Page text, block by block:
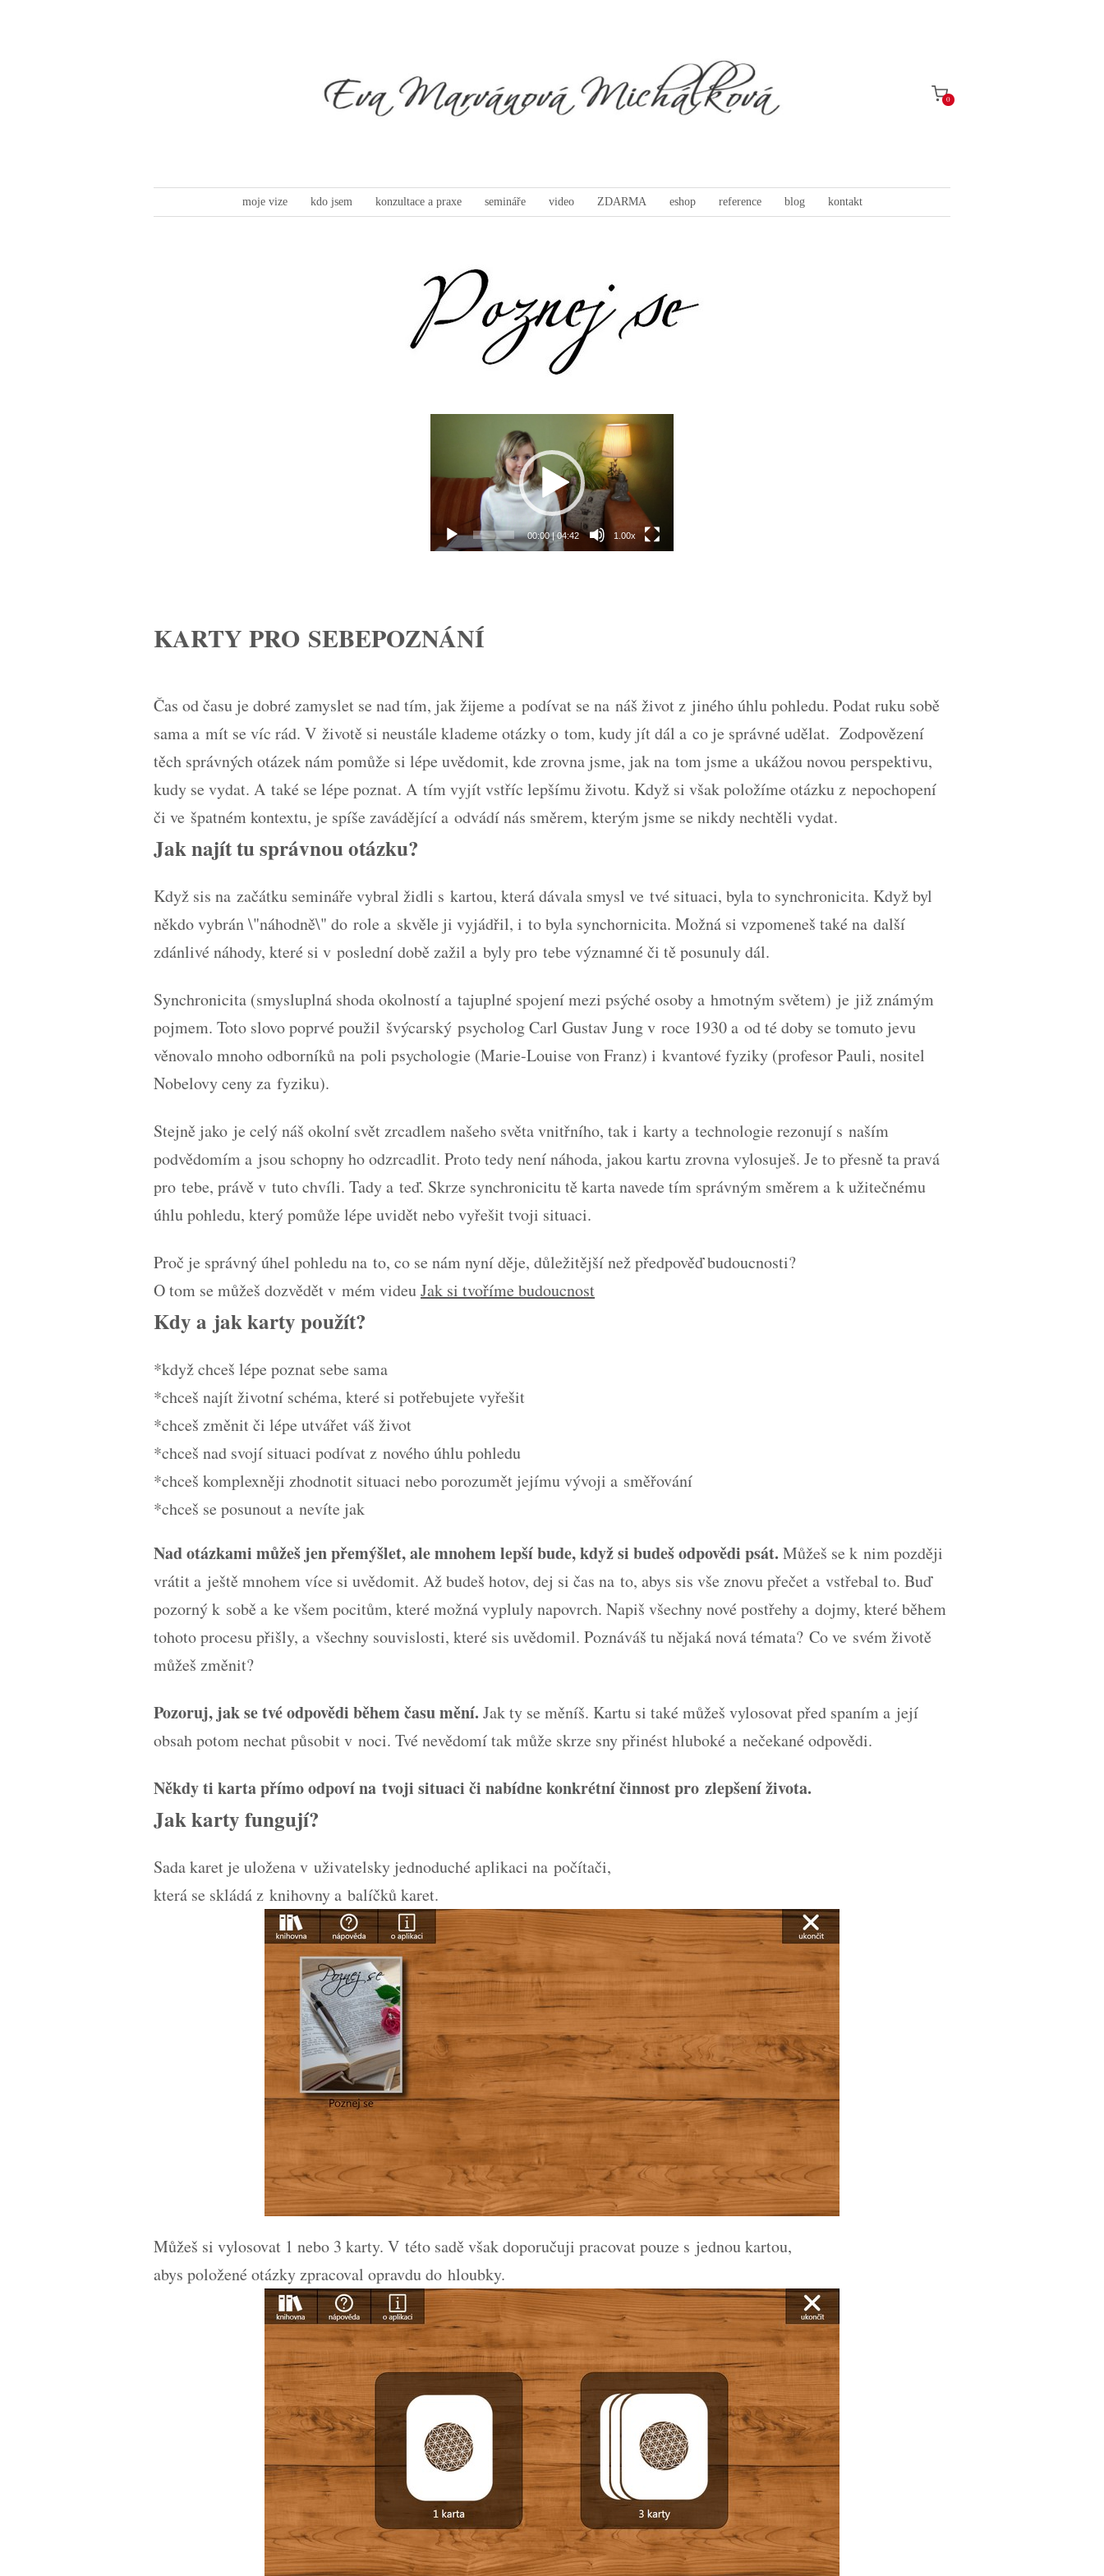
0
moje vize kdo jsem konzultace a praxe semináře video ZDARMA eshop reference blog kontakt
00:00|04:42 1.00x
KARTY PRO SEBEPOZNÁNÍ
Čas od času je dobré zamyslet se nad tím, jak žijeme a podívat se na náš život z jiného úhlu pohledu. Podat ruku sobě
sama a mít se víc rád. V životě si neustále klademe otázky o tom, kudy jít dál a co je správné udělat. Zodpovězení
těch správných otázek nám pomůže si lépe uvědomit, kde zrovna jsme, jak na tom jsme a ukážou novou perspektivu,
kudy se vydat. A také se lépe poznat. A tím vyjít vstříc lepšímu životu. Když si však položíme otázku z nepochopení
či ve špatném kontextu, je spíše zavádějící a odvádí nás směrem, kterým jsme se nikdy nechtěli vydat.
Jak najít tu správnou otázku?
Když sis na začátku semináře vybral židli s kartou, která dávala smysl ve tvé situaci, byla to synchronicita. Když byl
někdo vybrán \"náhodně\" do role a skvěle ji vyjádřil, i to byla synchornicita. Možná si vzpomeneš také na další
zdánlivé náhody, které si v poslední době zažil a byly pro tebe významné či tě posunuly dál.
Synchronicita (smysluplná shoda okolností a tajuplné spojení mezi psýché osoby a hmotným světem) je již známým
pojmem. Toto slovo poprvé použil švýcarský psycholog Carl Gustav Jung v roce 1930 a od té doby se tomuto jevu
věnovalo mnoho odborníků na poli psychologie (Marie-Louise von Franz) i kvantové fyziky (profesor Pauli, nositel
Nobelovy ceny za fyziku).
Stejně jako je celý náš okolní svět zrcadlem našeho světa vnitřního, tak i karty a technologie rezonují s naším
podvědomím a jsou schopny ho odzrcadlit. Proto tedy není náhoda, jakou kartu zrovna vylosuješ. Je to přesně ta pravá
pro tebe, právě v tuto chvíli. Tady a teď. Skrze synchronicitu tě karta navede tím správným směrem a k užitečnému
úhlu pohledu, který pomůže lépe uvidět nebo vyřešit tvoji situaci.
Proč je správný úhel pohledu na to, co se nám nyní děje, důležitější než předpověď budoucnosti?
O tom se můžeš dozvědět v mém videuJak si tvoříme budoucnost
Kdy a jak karty použít?
*když chceš lépe poznat sebe sama
*chceš najít životní schéma, které si potřebujete vyřešit
*chceš změnit či lépe utvářet váš život
*chceš nad svojí situaci podívat z nového úhlu pohledu
*chceš komplexněji zhodnotit situaci nebo porozumět jejímu vývoji a směřování
*chceš se posunout a nevíte jak
Nad otázkami můžeš jen přemýšlet, ale mnohem lepší bude, když si budeš odpovědi psát. Můžeš se k nim později
vrátit a ještě mnohem více si uvědomit. Až budeš hotov, dej si čas na to, abys sis vše znovu přečet a vstřebal to. Buď
pozorný k sobě a ke všem pocitům, které možná vypluly napovrch. Napiš všechny nové postřehy a dojmy, které během
tohoto procesu přišly, a všechny souvislosti, které sis uvědomil. Poznáváš tu nějaká nová témata? Co ve svém životě
můžeš změnit?
Pozoruj, jak se tvé odpovědi během času mění. Jak ty se měníš. Kartu si také můžeš vylosovat před spaním a její
obsah potom nechat působit v noci. Tvé nevědomí tak může skrze sny přinést hluboké a nečekané odpovědi.
Někdy ti karta přímo odpoví na tvoji situaci či nabídne konkrétní činnost pro zlepšení života.
Jak karty fungují?
Sada karet je uložena v uživatelsky jednoduché aplikaci na počítači,
která se skládá z knihovny a balíčků karet.
Můžeš si vylosovat 1 nebo 3 karty. V této sadě však doporučuji pracovat pouze s jednou kartou,
abys položené otázky zpracoval opravdu do hloubky.